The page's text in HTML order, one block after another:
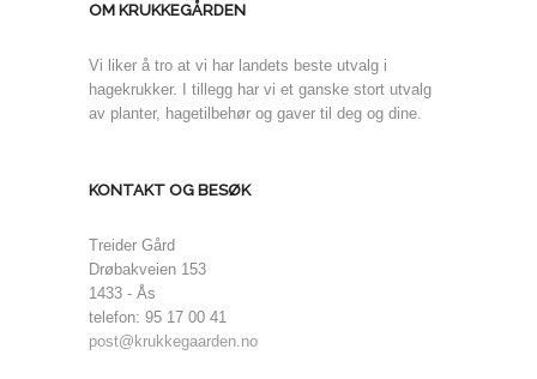
OM KRUKKEGÅRDEN
Vi liker å tro at vi har landets beste utvalg i
hagekrukker. I tillegg har vi et ganske stort utvalg
av planter, hagetilbehør og gaver til deg og dine.
KONTAKT OG BESØK
Treider Gård
Drøbakveien 153
1433 - Ås
telefon: 95 17 00 41
post@krukkegaarden.no